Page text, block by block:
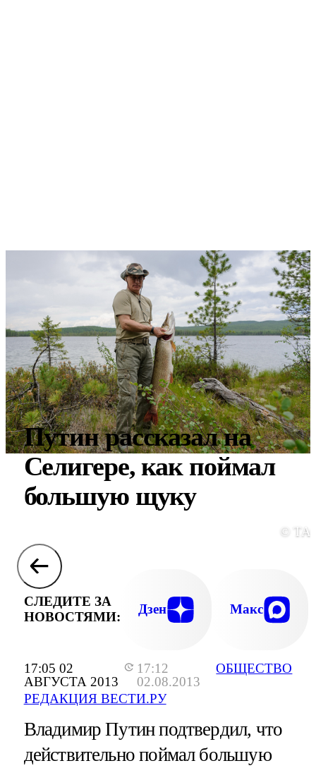
17:05 02
АВГУСТА 2013
17:12
02.08.2013
РЕДАКЦИЯ ВЕСТИ.РУ
ОБЩЕСТВО
Путин рассказал на
Селигере, как поймал
большую щуку
©
СЛЕДИТЕ ЗА
НОВОСТЯМИ:
Дзен Макс
Владимир Путин подтвердил, что
действительно поймал большую